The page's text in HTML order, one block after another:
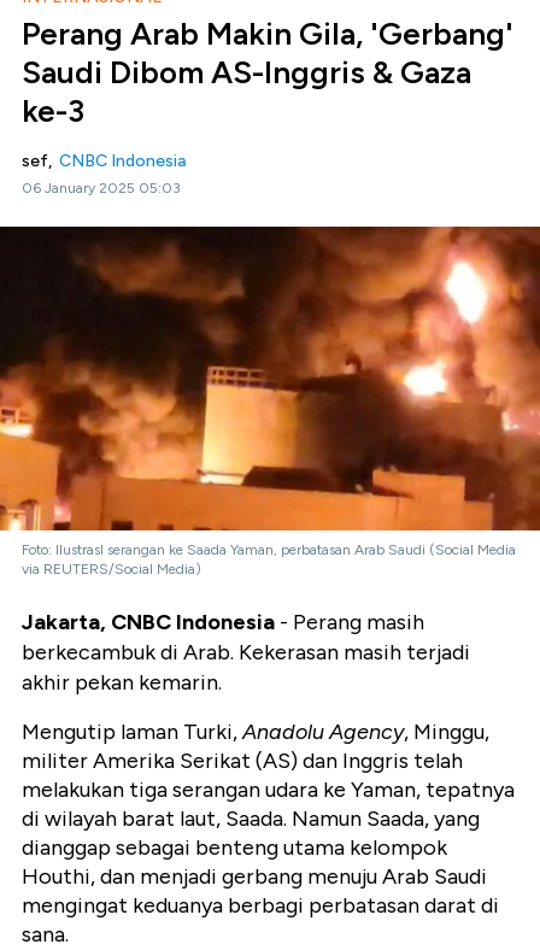
Perang Arab Makin Gila, 'Gerbang'
Saudi Dibom AS-Inggris & Gaza
ke-3
sef, CNBC Indonesia
06 January 2025 05:03
Foto: IlustrasI serangan ke Saada Yaman, perbatasan Arab Saudi (Social Media
via REUTERS/Social Media)
Jakarta, CNBC Indonesia - Perang masih
berkecambuk di Arab. Kekerasan masih terjadi
akhir pekan kemarin.
Mengutip laman Turki,Anadolu Agency, Minggu,
militer Amerika Serikat (AS) dan Inggris telah
melakukan tiga serangan udara ke Yaman, tepatnya
di wilayah barat laut, Saada. Namun Saada, yang
dianggap sebagai benteng utama kelompok
Houthi, dan menjadi gerbang menuju Arab Saudi
mengingat keduanya berbagi perbatasan darat di
sana.